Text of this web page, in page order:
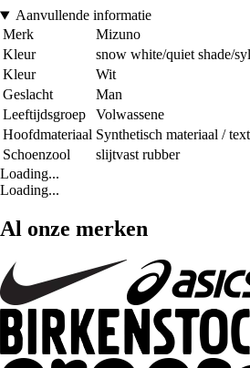
Aanvullende informatie
Merk
Mizuno
Kleur
snow white/quiet shade/
Kleur
Wit
Geslacht
Man
Leeftijdsgroep
Volwassene
Hoofdmateriaal Synthetisch materiaal /
Schoenzool
slijtvast rubber
Loading...
Loading...
Al onze merken